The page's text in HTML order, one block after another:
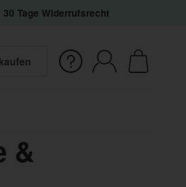
Tage Widerrufsrecht
&